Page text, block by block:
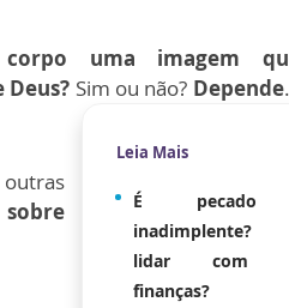
uma imagem
Deus? Sim ou não? Depende
Leia Mais
É pecado
inadimplente?
lidar com
finanças?